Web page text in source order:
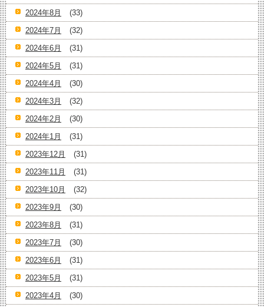
2024年8月
(33)
2024年7月
(32)
2024年6月
(31)
2024年5月
(31)
2024年4月
(30)
2024年3月
(32)
2024年2月
(30)
2024年1月
(31)
2023年12月
(31)
2023年11月
(31)
2023年10月
(32)
2023年9月
(30)
2023年8月
(31)
2023年7月
(30)
2023年6月
(31)
2023年5月
(31)
2023年4月
(30)